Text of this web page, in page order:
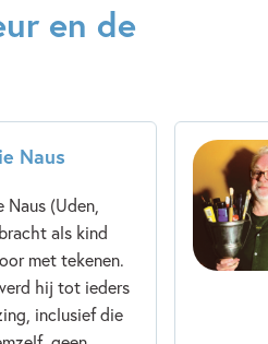
en de
Naus
Naus (Uden,
als kind
met tekenen.
hij tot ieders
inclusief die